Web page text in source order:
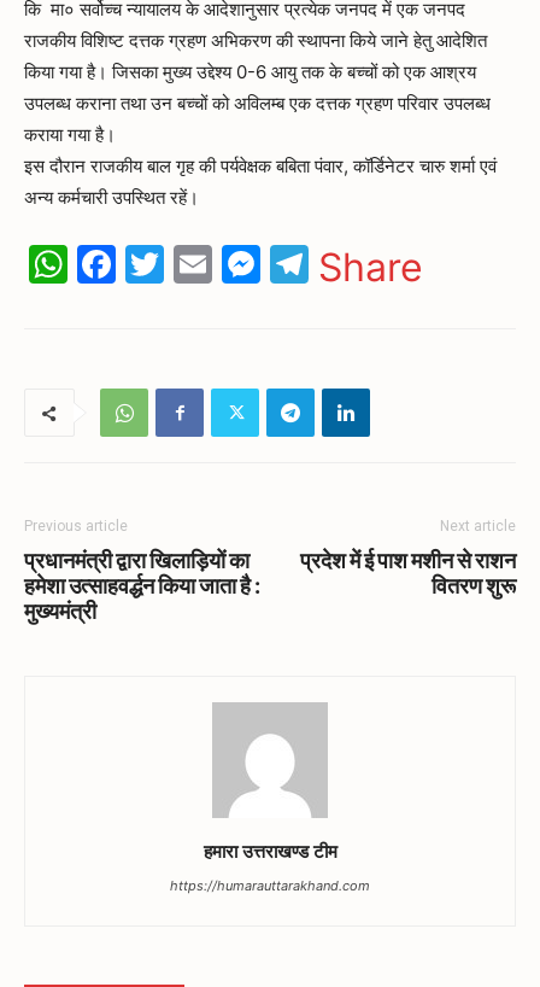
कि मा० सर्वोच्च न्यायालय के आदेशानुसार प्रत्येक जनपद में एक जनपद
राजकीय विशिष्ट दत्तक ग्रहण अभिकरण की स्थापना किये जाने हेतु आदेशित
किया गया है। जिसका मुख्य उद्देश्य 0-6 आयु तक के बच्चों को एक आश्रय
उपलब्ध कराना तथा उन बच्चों को अविलम्ब एक दत्तक ग्रहण परिवार उपलब्ध
कराया गया है।
इस दौरान राजकीय बाल गृह की पर्यवेक्षक बबिता पंवार, कॉर्डिनेटर चारु शर्मा एवं
अन्य कर्मचारी उपस्थित रहें।
WhatsApp
Facebook
Twitter
EmailMessenger
Telegram
Share
Previous article
प्रधानमंत्री द्वारा खिलाड़ियों का
हमेशा उत्साहवर्द्धन किया जाता है :
मुख्यमंत्री
Next article
प्रदेश में ई पाश मशीन से राशन
वितरण शुरू
हमारा उत्तराखण्ड टीम
https://humarauttarakhand.com